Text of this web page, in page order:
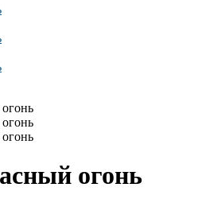
огонь